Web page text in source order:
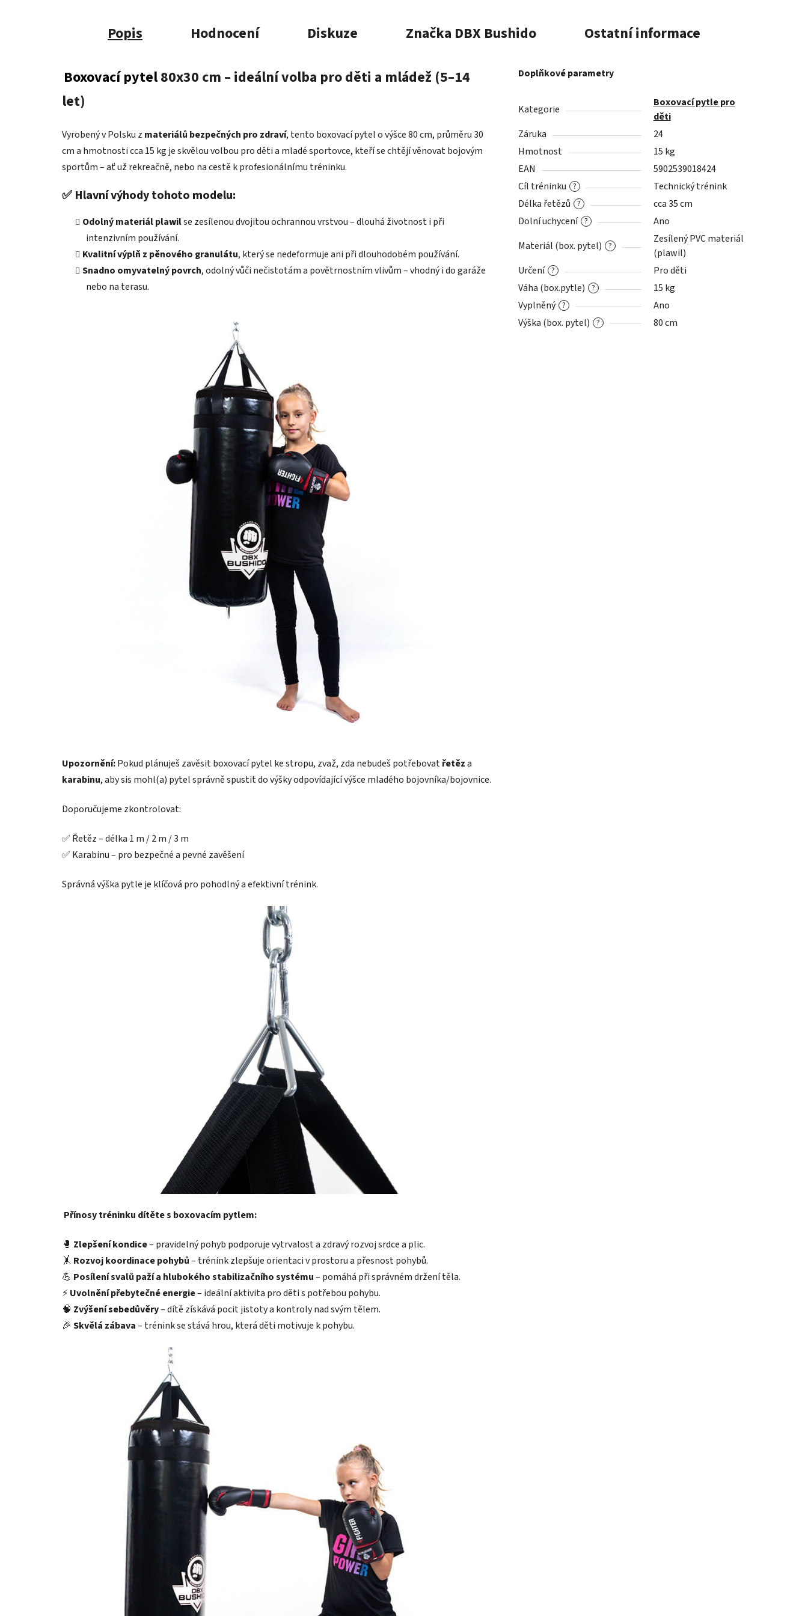
Popis Hodnocení Diskuze Značka DBX Bushido Ostatní informace
Boxovací pytel80x30 cm – ideální volba pro děti a mládež (5–14
let)
Vyrobený v Polsku z materiálů bezpečných pro zdraví, tento boxovací pytel o výšce 80 cm, průměru 30
cm a hmotnosti cca 15 kg je skvělou volbou pro děti a mladé sportovce, kteří se chtějí věnovat bojovým
sportům – ať už rekreačně, nebo na cestě k profesionálnímu tréninku.
✅ Hlavní výhody tohoto modelu:
Odolný materiál plawilse zesílenou dvojitou ochrannou vrstvou – dlouhá životnost i při
intenzivním používání.
Kvalitní výplň z pěnového granulátu, který se nedeformuje ani při dlouhodobém používání.
Snadno omyvatelný povrch, odolný vůči nečistotám a povětrnostním vlivům – vhodný i do garáže
nebo na terasu.
Upozornění:Pokud plánuješ zavěsit boxovací pytel ke stropu, zvaž, zda nebudeš potřebovatřetěza
karabinu, aby sis mohl(a) pytel správně spustit do výšky odpovídající výšce mladého bojovníka/bojovnice.
Doporučujeme zkontrolovat:
✅ Řetěz – délka 1 m / 2 m / 3 m
✅ Karabinu – pro bezpečné a pevné zavěšení
Správná výška pytle je klíčová pro pohodlný a efektivní trénink.
Přínosy tréninku dítěte s boxovacím pytlem:
🥊 Zlepšení kondice– pravidelný pohyb podporuje vytrvalost a zdravý rozvoj srdce a plic.
🤸 Rozvoj koordinace pohybů– trénink zlepšuje orientaci v prostoru a přesnost pohybů.
💪 Posílení svalů paží a hlubokého stabilizačního systému– pomáhá při správném držení těla.
⚡Uvolnění přebytečné energie– ideální aktivita pro děti s potřebou pohybu.
🧠 Zvýšení sebedůvěry– dítě získává pocit jistoty a kontroly nad svým tělem.
🎉 Skvělá zábava– trénink se stává hrou, která děti motivuje k pohybu.
Doplňkové parametry
Kategorie
Boxovací pytle pro
děti
Záruka
24
Hmotnost
15 kg
EAN
5902539018424
?
Cíl tréninku Technický trénink
?
Délka řetězů cca 35 cm
?
Dolní uchycení Ano
?
Materiál (box. pytel)
Zesílený PVC materiál
(plawil)
?
Určení Pro děti
?
Váha (box.pytle) 15 kg
?
Vyplněný Ano
?
Výška (box. pytel) 80 cm